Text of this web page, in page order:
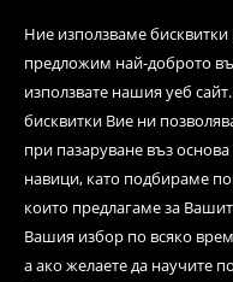
Ние използваме
предложим най-доброто
използвате нашия уеб
бисквитки Вие ни
при пазаруване въз
навици, като подбираме
които предлагаме за
Вашия избор по всяко
а ако желаете да научите